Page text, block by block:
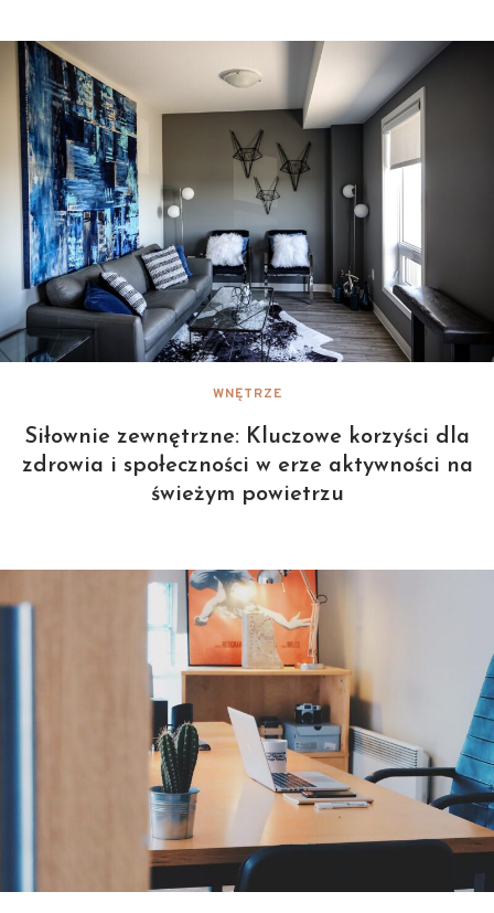
WNĘTRZE
Siłownie zewnętrzne: Kluczowe korzyści dla
zdrowia i społeczności w erze aktywności na
świeżym powietrzu